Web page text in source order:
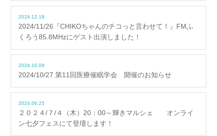
2024.12.18
2024/11/26『CHIKOちゃんのチコっと言わせて！』FMふ
くろう85.8MHzにゲスト出演しました！
2024.10.09
2024/10/27 第11回医療催眠学会 開催のお知らせ
2024.06.25
２０２４/７/４（木）20：00～輝きマルシェ オンライ
ン七夕フェスにて登壇します！